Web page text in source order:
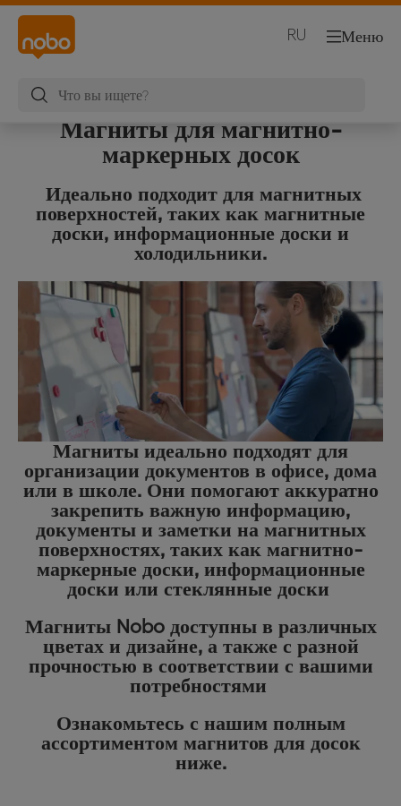
Меню
RU
Магниты для магнитно-
маркерных досок
Идеально подходит для магнитных
поверхностей, таких как магнитные
доски, информационные доски и
холодильники.
Магниты идеально подходят для
организации документов в офисе, дома
или в школе. Они помогают аккуратно
закрепить важную информацию,
документы и заметки на магнитных
поверхностях, таких как магнитно-
маркерные доски, информационные
доски или стеклянные доски
Магниты Nobo доступны в различных
цветах и дизайне, а также с разной
прочностью в соответствии с вашими
потребностями
Ознакомьтесь с нашим полным
ассортиментом магнитов для досок
ниже.